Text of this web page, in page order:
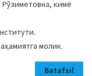
кимё
молик.
Batafsil